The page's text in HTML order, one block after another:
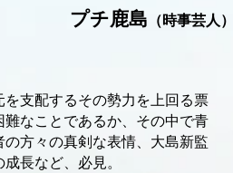
プチ鹿島 （時事芸人）
支配するその勢力を上回る票
なことであるか、その中で青
方々の真剣な表情、大島新監
長など、必見。